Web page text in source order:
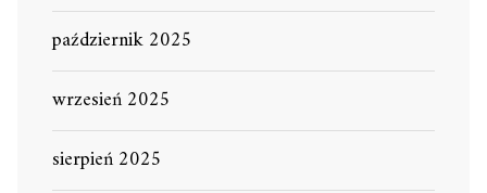
październik 2025
wrzesień 2025
sierpień 2025